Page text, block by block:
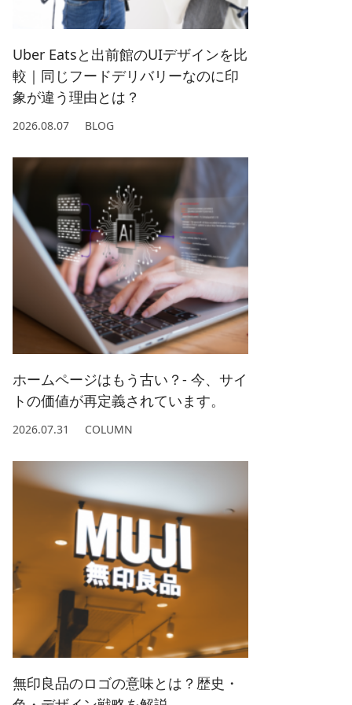
2021/ 2 (4)
Uber Eatsと出前館のUIデザインを比
較｜同じフードデリバリーなのに印
象が違う理由とは？
2026.08.07 BLOG
ホームページはもう古い？- 今、サイ
トの価値が再定義されています。
2026.07.31 COLUMN
無印良品のロゴの意味とは？歴史・